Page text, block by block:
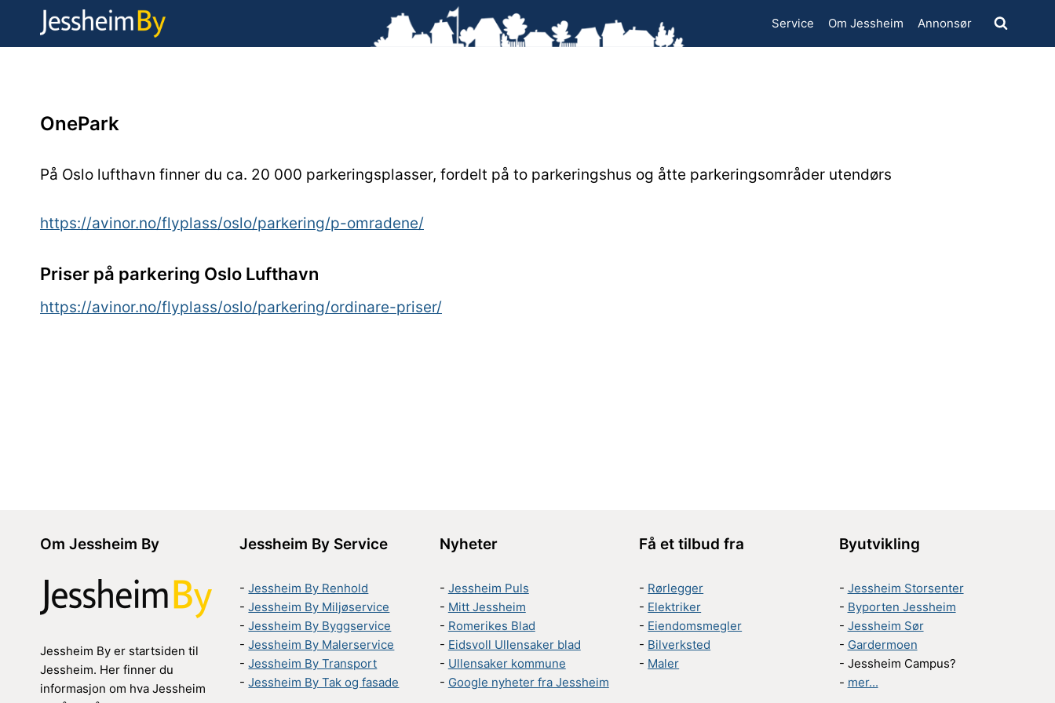
Service Om Jessheim Annonsør
OnePark
På Oslo lufthavn finner du ca. 20 000 parkeringsplasser, fordelt på to parkeringshus og åtte parkeringsområder utendørs
https://avinor.no/flyplass/oslo/parkering/p-omradene/
Priser på parkering Oslo Lufthavn
https://avinor.no/flyplass/oslo/parkering/ordinare-priser/
Om Jessheim By
Jessheim By er startsiden til
Jessheim. Her finner du
informasjon om hva Jessheim
Jessheim By Service
-Jessheim By Renhold
-Jessheim By Miljøservice
-Jessheim By Byggservice
-Jessheim By Malerservice
-Jessheim By Transport
-Jessheim By Tak og fasade
Nyheter
- Jessheim Puls
- Mitt Jessheim
- Romerikes Blad
- Eidsvoll Ullensaker blad
- Ullensaker kommune
- Google nyheter fra Jessheim
Få et tilbud fra
- Rørlegger
- Elektriker
- Eiendomsmegler
- Bilverksted
- Maler
Byutvikling
- Jessheim Storsenter
- Byporten Jessheim
- Jessheim Sør
- Gardermoen
- Jessheim Campus?
- mer...